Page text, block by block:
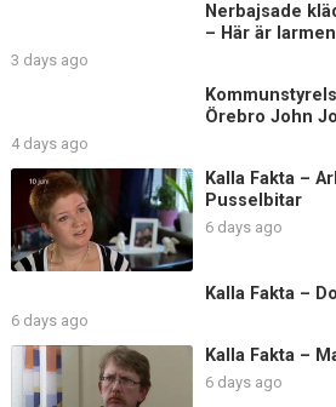
Nerbajsade
– Här är
3 days ago
Örebro John
4 days ago
Kalla Fakta –
Pusselbitar
6 days ago
Kalla Fakta –
6 days ago
Kalla Fakta –
6 days ago